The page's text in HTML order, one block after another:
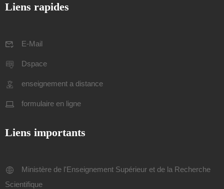
Liens rapides
E-Mail
Dspace
enseignement a distance
formulaire en ligne
Liens importants
Ministère de l'Enseignement Supérieur et de la Recherche
Scientifique